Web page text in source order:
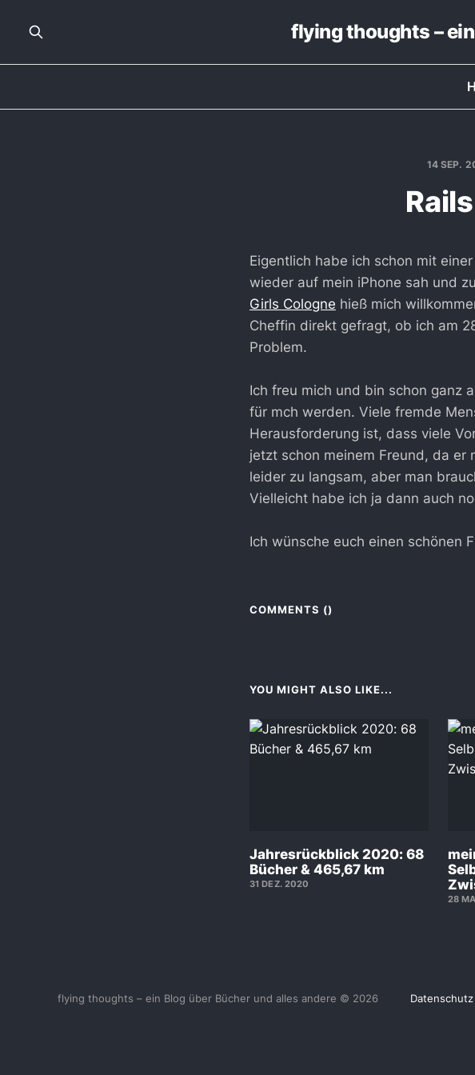
flying thoughts –
14 SEP.
Eigentlich habe ich schon mit
wieder auf mein iPhone sah und
Girls Cologne hieß mich
Cheffin direkt gefragt, ob ich am
Problem.
Ich freu mich und bin schon ganz
für mch werden. Viele fremde
Herausforderung ist, dass viele
jetzt schon meinem Freund, da er
leider zu langsam, aber man
Vielleicht habe ich ja dann auch
Ich wünsche euch einen schönen
COMMENTS ()
YOU MIGHT ALSO LIKE...
Jahresrückblick 2020: 68
Bücher & 465,67 km
31 DEZ. 2020
28
flying thoughts – ein Blog über Bücher und alles andere © 2026